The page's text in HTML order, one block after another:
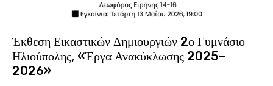
Έκθεση Εικαστικών Δημιουργιών 2ο Γυμνάσιο
Ηλιούπολης, «Έργα Ανακύκλωσης 2025–
2026»